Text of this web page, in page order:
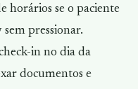
horários se o paciente
pressionar.
in no dia da
documentos e